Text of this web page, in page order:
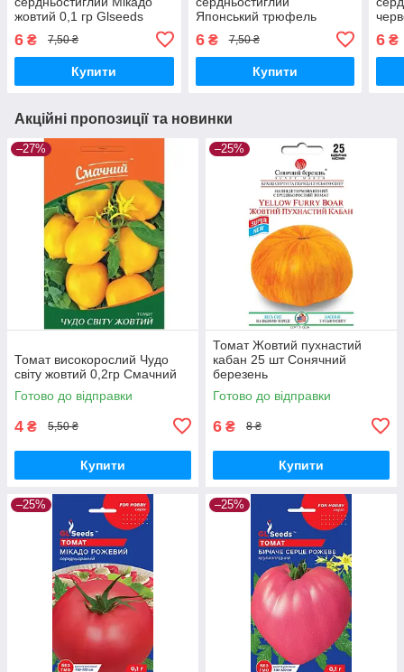
жовтий 0,1 гр Glseeds
6 ₴ 7,50 ₴
Купити
Японський трюфель
6₴ 7,50 ₴
Купити
6 ₴
Акційні пропозиції та новинки
–27%
Томат високорослий Чудо
світу жовтий 0,2гр Смачний
Готово до відправки
4 ₴ 5,50 ₴
Купити
–25%
Томат Жовтий пухнастий
кабан 25 шт Сонячний
березень
Готово до відправки
6 ₴ 8 ₴
Купити
–25% –25%